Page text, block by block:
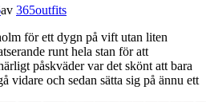
av 365outfits
för ett dygn på vift utan liten
runt hela stan för att
påskväder var det skönt att bara
vidare och sedan sätta sig på ännu ett